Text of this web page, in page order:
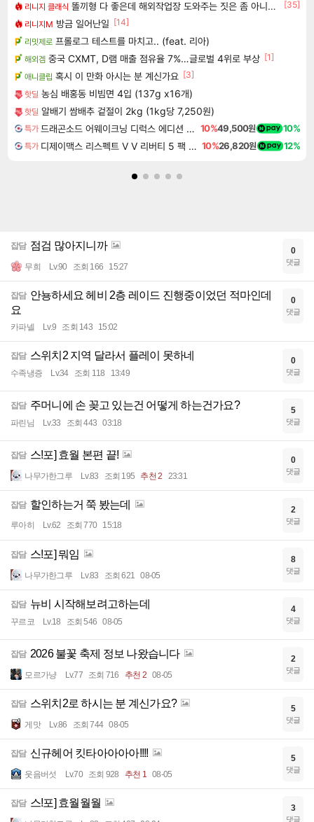
리니지 클래식 똘끼형 다 좋은데 해외작업장 도와주는 짓은 좀 아니지않냐?
[35]
리니지M 방금 일어난일 [14]
리밋제로 프롤로그 테스트를 마치고.. (feat. 리아)
해외겜 중국 CXMT, D램 매출 점유율 7%…글로벌 4위로 부상 [1]
애니클립 혹시 이 만화 아시는 분 계신가요 [3]
핫딜 농심 배홍동 비빔면 4입 (137g x16개)
핫딜 알배기 쌈배추 겉절이 2kg (1kg당 7,250원)
특가 드래곤소드 어웨이크닝 디럭스 에디션 DragonSword Awakening Deluxe Edition 10%49,500원 10%
특가 디제이맥스 리스펙트 V V 리버티 5 팩 DJMAX RESPECT V V Liberty 5 Pack DLC 10%26,820원 12%
잡담 점검 많아지니까
무희 Lv.90 조회 166 15:27
0
댓글
잡담 안뇽하세요 헤비 2층 레이드 진행중이었던 적마인데
요
카파넬 Lv.9 조회 143 15:02
0
댓글
잡담 스위치2 지역 달라서 플레이 못하네
수족냉증 Lv.34 조회 118 13:49
0
댓글
잡담 주머니에 손 꽂고 있는건 어떻게 하는건가요?
파린님 Lv.33 조회 443 03:18
5
댓글
잡담 스!포] 효월 본편 끝!
나무가한그루 Lv.83 조회 195 추천 2 23:31
0
댓글
잡담 할인하는거 쭉 봤는데
루아히 Lv.62 조회 770 15:18
2
댓글
잡담 스!포] 뭐임
나무가한그루 Lv.83 조회 621 08-05
8
댓글
잡담 뉴비 시작해보려고하는데
꾸르코 Lv.18 조회 546 08-05
4
댓글
잡담 2026 불꽃 축제 정보 나왔습니다
모르가냥 Lv.77 조회 716 추천 2 08-05
2
댓글
잡담 스위치2로 하시는 분 계신가요?
게맛 Lv.86 조회 744 08-05
5
댓글
잡담 신규헤어 킷타아아아아!!!!
웃음버섯 Lv.70 조회 928 추천 1 08-05
5
댓글
잡담 스!포] 효월월월 3
댓글